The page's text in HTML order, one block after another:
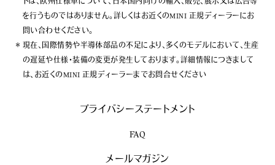
トは、欧州仕様車について、日本国内向けの輸入、販売、展示又は広告等
を行うものではありません。詳しくはお近くのMINI 正規ディーラーにお
問い合わせください。
現在、国際情勢や半導体部品の不足により、多くのモデルにおいて、生産
の遅延や仕様・装備の変更が発生しております。詳細情報につきまして
は、お近くのMINI 正規ディーラーまでお問合せください
プライバシーステートメント
FAQ
メールマガジン